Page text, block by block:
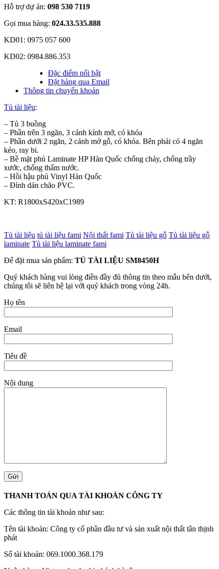
Hỗ trợ dự án: 098 530 7119
Gọi mua hàng: 024.33.535.888
KD01: 0975 057 600
KD02: 0984.886.353
Đặc điểm nổi bật
Đặt hàng qua Email
Thông tin chuyển khoản
Tủ tài liệu:
– Tủ 3 buồng
– Phần trên 3 ngăn, 3 cánh kính mở, có khóa
– Phần dưới 2 ngăn, 2 cánh mở gỗ, có khóa. Bên phải có 4 ngăn
kéo, ray bi.
– Bề mặt phủ Laminate HP Hàn Quốc chống cháy, chống trầy
xước, chống thấm nước.
– Hồi hậu phủ Vinyl Hàn Quốc
– Đình dán chão PVC.
KT: R1800xS420xC1989
Tủ tài liệu tủ tài liệu fami Nội thất fami Tủ tài liệu gỗ Tủ tài liệu gỗ
laminate Tủ tài liệu laminate fami
Để đặt mua sản phẩm: TỦ TÀI LIỆU SM8450H
Quý khách hàng vui lòng điền đầy đủ thông tin theo mẫu bên dưới,
chúng tôi sẽ liên hệ lại với quý khách trong vòng 24h.
Họ tên
Email
Tiêu đề
Nội dung
THANH TOÁN QUA TÀI KHOẢN CÔNG TY
Các thông tin tài khoản như sau:
Tên tài khoản: Công ty cổ phần đầu tư và sản xuất nội thất tân thịnh
phát
Số tài khoản: 069.1000.368.179